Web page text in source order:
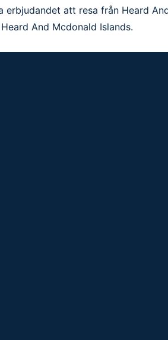
att resa från Heard
And Mcdonald Islands.